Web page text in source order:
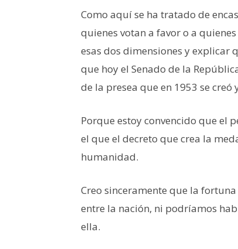
Como aquí se ha tratado de
quienes votan a favor o a
esas dos dimensiones y explicar
que hoy el Senado de la
de la presea que en 1953 se
Porque estoy convencido que el
el que el decreto que crea la
humanidad.
Creo sinceramente que la
entre la nación, ni podríamos
ella.